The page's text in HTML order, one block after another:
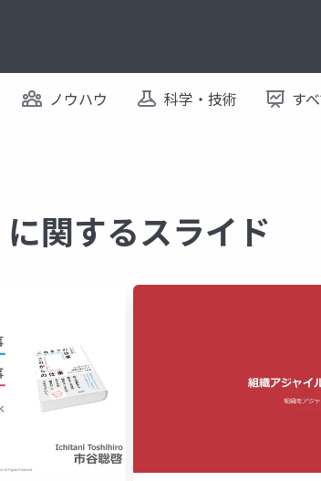
ノウハウ 科学・技術 す
関するスライド